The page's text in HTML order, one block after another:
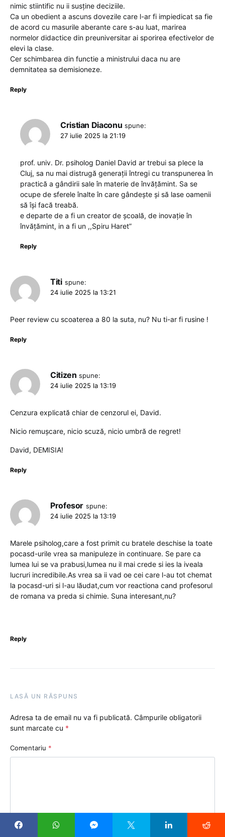
nimic stiintific nu ii susține deciziile.
Ca un obedient a ascuns dovezile care l-ar fi impiedicat sa fie
de acord cu masurile aberante care s-au luat, marirea
normelor didactice din preuniversitar ai sporirea efectivelor de
elevi la clase.
Cer schimbarea din functie a ministrului daca nu are
demnitatea sa demisioneze.
Reply
Cristian Diaconu spune:
27 iulie 2025 la 21:19
prof. univ. Dr. psiholog Daniel David ar trebui sa plece la
Cluj, sa nu mai distrugă generații întregi cu transpunerea în
practică a gândirii sale în materie de învățămint. Sa se
ocupe de sferele înalte în care gândește și să lase oamenii
să își facă treabă.
e departe de a fi un creator de școală, de inovație în
învățămint, in a fi un ,,Spiru Haret”
Reply
Titi spune:
24 iulie 2025 la 13:21
Peer review cu scoaterea a 80 la suta, nu? Nu ti-ar fi rusine !
Reply
Citizen spune:
24 iulie 2025 la 13:19
Cenzura explicată chiar de cenzorul ei, David.
Nicio remușcare, nicio scuză, nicio umbră de regret!
David, DEMISIA!
Reply
Profesor spune:
24 iulie 2025 la 13:19
Marele psiholog,care a fost primit cu bratele deschise la toate
pocasd-urile vrea sa manipuleze in continuare. Se pare ca
lumea lui se va prabusi,lumea nu il mai crede si ies la iveala
lucruri incredibile.As vrea sa ii vad oe cei care l-au tot chemat
la pocasd-uri si l-au lăudat,cum vor reactiona cand profesorul
de romana va preda si chimie. Suna interesant,nu?
Reply
LASĂ UN RĂSPUNS
Adresa ta de email nu va fi publicată. Câmpurile obligatorii
sunt marcate cu *
Comentariu *